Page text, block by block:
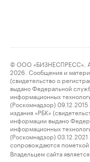
© ООО «БИЗНЕСПРЕСС»,
2026. Сообщения и
(свидетельство о
выдано Федеральной
информационных
(Роскомнадзор)
издания «РБК»
информации выдано
информационных
(Роскомнадзор)
сопровождаются пометкой
Владельцем сайта